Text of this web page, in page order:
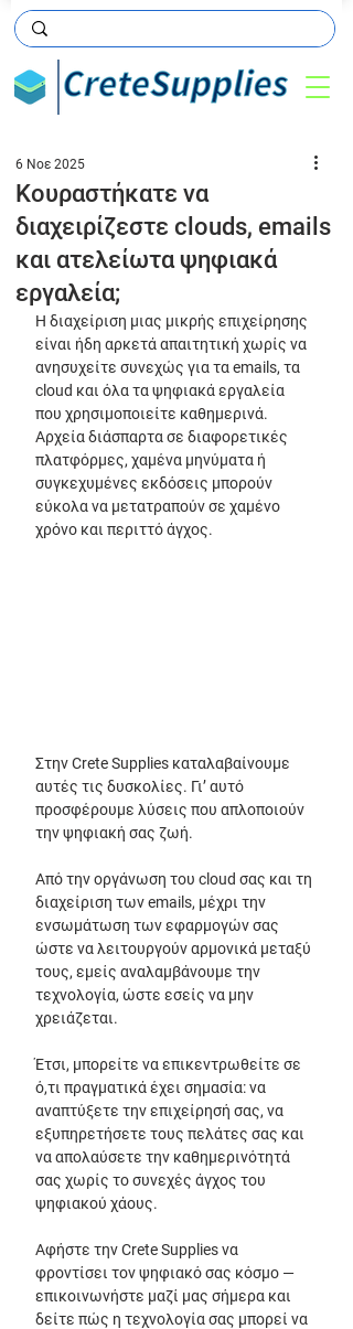
Κουραστήκατε να
διαχειρίζεστε clouds, emails
και ατελείωτα ψηφιακά
εργαλεία;
6 Νοε 2025
Η διαχείριση μιας μικρής επιχείρησης
είναι ήδη αρκετά απαιτητική χωρίς να
ανησυχείτε συνεχώς για τα emails, τα
cloud και όλα τα ψηφιακά εργαλεία
που χρησιμοποιείτε καθημερινά.
Αρχεία διάσπαρτα σε διαφορετικές
πλατφόρμες, χαμένα μηνύματα ή
συγκεχυμένες εκδόσεις μπορούν
εύκολα να μετατραπούν σε χαμένο
χρόνο και περιττό άγχος.
Στην Crete Supplies καταλαβαίνουμε
αυτές τις δυσκολίες. Γι’ αυτό
προσφέρουμε λύσεις που απλοποιούν
την ψηφιακή σας ζωή.
Από την οργάνωση του cloud σας και τη
διαχείριση των emails, μέχρι την
ενσωμάτωση των εφαρμογών σας
ώστε να λειτουργούν αρμονικά μεταξύ
τους, εμείς αναλαμβάνουμε την
τεχνολογία, ώστε εσείς να μην
χρειάζεται.
Έτσι, μπορείτε να επικεντρωθείτε σε
ό,τι πραγματικά έχει σημασία: να
αναπτύξετε την επιχείρησή σας, να
εξυπηρετήσετε τους πελάτες σας και
να απολαύσετε την καθημερινότητά
σας χωρίς το συνεχές άγχος του
ψηφιακού χάους.
Αφήστε την Crete Supplies να
φροντίσει τον ψηφιακό σας κόσμο —
επικοινωνήστε μαζί μας σήμερα και
δείτε πώς η τεχνολογία σας μπορεί να